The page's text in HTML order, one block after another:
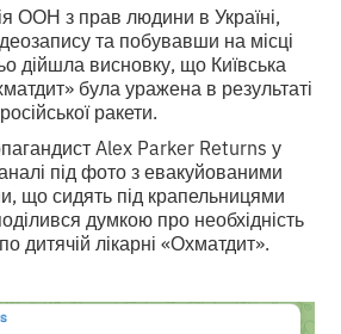
ООН з прав людини в Україні,
та побувавши на місці
дійшла висновку, що Київська
була уражена в результаті
ракети.
Alex Parker Returns у
під фото з евакуйованими
що сидять під крапельницями
думкою про необхідність
дитячій лікарні «Охматдит».